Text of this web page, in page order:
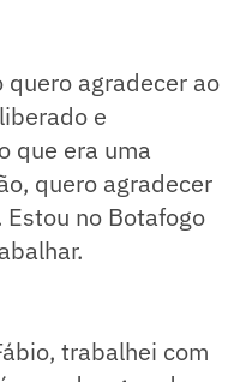
agradecer ao
e
que era uma
quero agradecer
no Botafogo
trabalhei com